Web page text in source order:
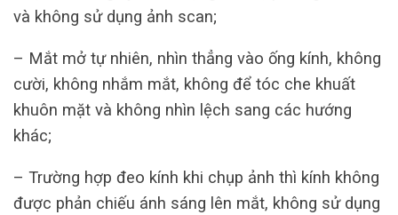
và không sử dụng ảnh scan;
– Mắt mở tự nhiên, nhìn thẳng vào ống kính, không
cười, không nhắm mắt, không để tóc che khuất
khuôn mặt và không nhìn lệch sang các hướng
khác;
– Trường hợp đeo kính khi chụp ảnh thì kính không
được phản chiếu ánh sáng lên mắt, không sử dụng